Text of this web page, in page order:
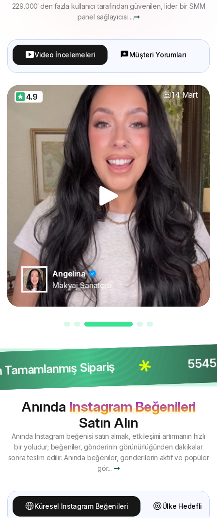
229.000'den fazla kullanıcı tarafından güvenilen, lider bir SMM
panel sağlayıcısı ...
Video İncelemeleri Müşteri Yorumları
4.9 14 Mart
Angelina
Makyaj Sanatçısı
Sipariş 5545
Anında Instagram Beğenileri
Satın Alın
Anında Instagram beğenisi satın almak, etkileşimi artırmanın hızlı
bir yoludur; beğeniler, gönderinin görünürlüğünden dakikalar
sonra teslim edilir. Anında beğeniler, gönderilerin aktif ve popüler
gör...
Küresel Instagram Beğenileri Ülke Hedefli